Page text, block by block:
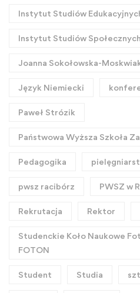
Instytut Studiów
Instytut Studiów Społecznych
Joanna Sokołowska-
Język Niemiecki
Paweł Strózik
Państwowa Wyższa Szkoła
Pedagogika
pwsz racibórz PWSZ w
Rekrutacja Rektor
Studenckie Koło Naukowe
FOTON
Student Studia